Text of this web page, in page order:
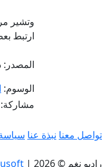
وتشير
ارتبط
المصدر:
الوسوم:
مشاركة:
تواصل معنا نبذة عنا
راديو نغم © 2026 |